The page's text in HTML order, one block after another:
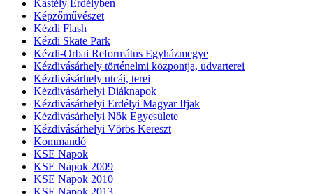
Kastély Erdélyben
Képzőművészet
Kézdi Flash
Kézdi Skate Park
Kézdi-Orbai Református Egyházmegye
Kézdivásárhely történelmi központja, udvarterei
Kézdivásárhely utcái, terei
Kézdivásárhelyi Diáknapok
Kézdivásárhelyi Erdélyi Magyar Ifjak
Kézdivásárhelyi Nők Egyesülete
Kézdivásárhelyi Vörös Kereszt
Kommandó
KSE Napok
KSE Napok 2009
KSE Napok 2010
KSE Napok 2013